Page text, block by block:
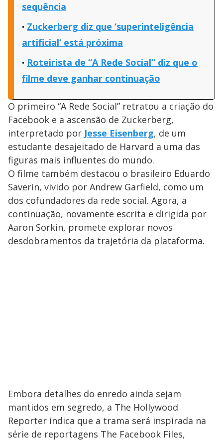
sequência
Zuckerberg diz que ‘superinteligência
artificial’ está próxima
Roteirista de “A Rede Social” diz que o
filme deve ganhar continuação
O primeiro “A Rede Social” retratou a criação do
Facebook e a ascensão de Zuckerberg,
interpretado por Jesse Eisenberg, de um
estudante desajeitado de Harvard a uma das
figuras mais influentes do mundo.
O filme também destacou o brasileiro Eduardo
Saverin, vivido por Andrew Garfield, como um
dos cofundadores da rede social. Agora, a
continuação, novamente escrita e dirigida por
Aaron Sorkin, promete explorar novos
desdobramentos da trajetória da plataforma.
Embora detalhes do enredo ainda sejam
mantidos em segredo, a The Hollywood
Reporter indica que a trama será inspirada na
série de reportagens The Facebook Files,